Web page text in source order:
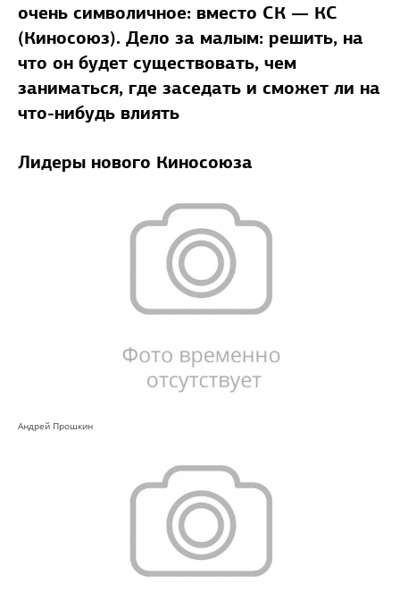
очень символичное: вместо СК — КС
(Киносоюз). Дело за малым: решить, на
что он будет существовать, чем
заниматься, где заседать и сможет ли на
что-нибудь влиять
Лидеры нового Киносоюза
Андрей Прошкин